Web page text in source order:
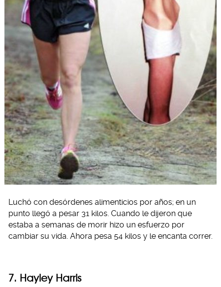
Luchó con desórdenes alimenticios por años; en un
punto llegó a pesar 31 kilos. Cuando le dijeron que
estaba a semanas de morir hizo un esfuerzo por
cambiar su vida. Ahora pesa 54 kilos y le encanta correr.
7. Hayley Harris